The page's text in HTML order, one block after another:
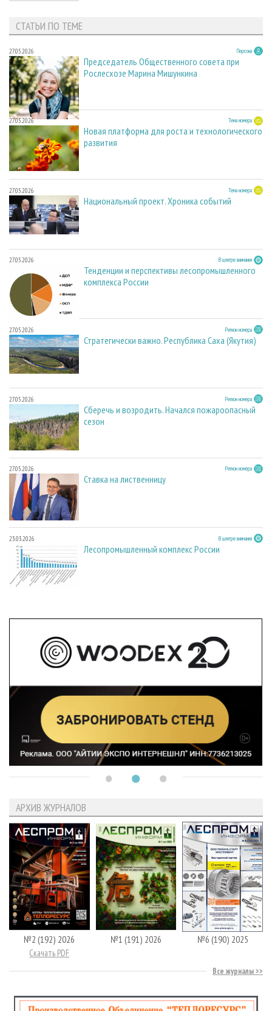
СТАТЬИ ПО ТЕМЕ
27.05.2026 Персона
Председатель Общественного совета при
Рослесхозе Марина Мишункина
27.05.2026 Тема номера
Новая платформа для роста и технологического
развития
27.05.2026 Тема номера
Национальный проект. Хроника событий
27.05.2026 В центре внимания
Тенденции и перспективы лесопромышленного
комплекса России
27.05.2026 Регион номера
Стратегически важно. Республика Саха (Якутия)
27.05.2026 Регион номера
Сберечь и возродить. Начался пожароопасный
сезон
27.05.2026 Регион номера
Ставка на лиственницу
23.03.2026 В центре внимания
Лесопромышленный комплекс России
АРХИВ ЖУРНАЛОВ
№2 (192) 2026
Скачать PDF
№1 (191) 2026 №6 (190) 2025
Все журналы